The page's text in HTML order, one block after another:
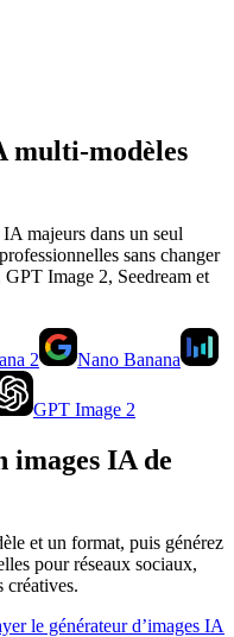
multi-modèles
majeurs dans un seul
sans changer
Image 2, Seedream et
2 Nano Banana
GPT Image 2
images IA de
et un format, puis générez
pour réseaux sociaux,
créatives.
le générateur d’images IA